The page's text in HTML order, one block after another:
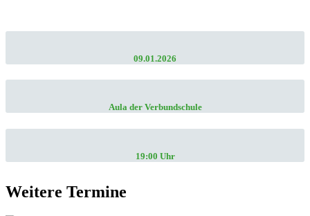
09.01.2026
Aula der Verbundschule
19:00 Uhr
Weitere Termine